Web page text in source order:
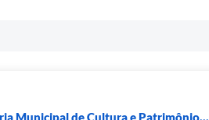
Municipal de Cultura e Patrimônio...